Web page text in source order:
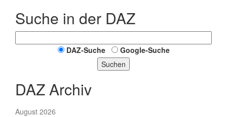
Suche in der DAZ
DAZ-Suche
Google-Suche
Suchen
DAZ Archiv
August 2026